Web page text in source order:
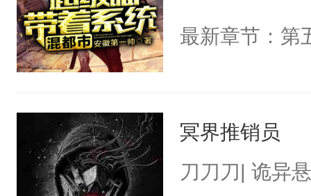
最新章节：第
冥界推销员
刀刀刀| 诡异